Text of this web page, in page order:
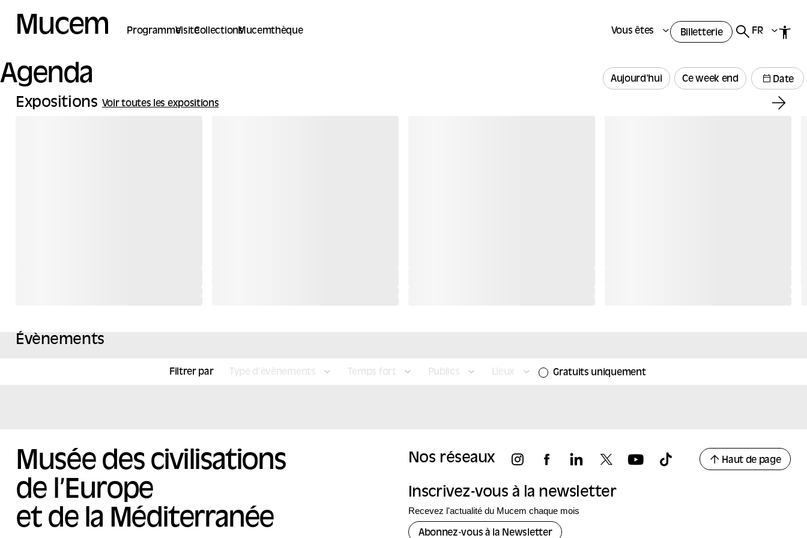
ProgrammeVisiteCollectionsMucemthèque Vous êtes Billetterie FR
Agenda Aujourd'hui Ce week end Date
Expositions Voir toutes les expositions
Évènements
Filtrer par Type d’évènements Temps fort Publics Lieux Gratuits uniquement
Musée des civilisations
de l’Europe
et de la Méditerranée
Nos réseaux Haut de page
Inscrivez-vous à la newsletter
Recevez l'actualité du Mucem chaque mois
Abonnez-vous à la Newsletter